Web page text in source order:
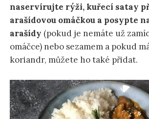
naservírujte rýži, kuřecí satay
arašídovou omáčkou a posypte
arašídy (pokud je nemáte už
omáčce) nebo sezamem a pokud
koriandr, můžete ho také přidat.